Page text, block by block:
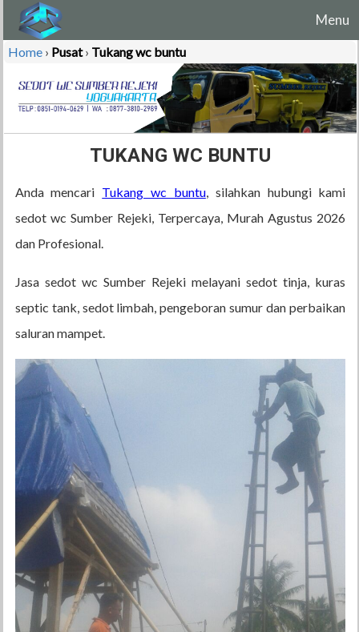
Menu
Home › Pusat › Tukang wc buntu
TUKANG WC BUNTU
Anda mencari Tukang wc buntu, silahkan hubungi kami
sedot wc Sumber Rejeki, Terpercaya, Murah Agustus 2026
dan Profesional.
Jasa sedot wc Sumber Rejeki melayani sedot tinja, kuras
septic tank, sedot limbah, pengeboran sumur dan perbaikan
saluran mampet.